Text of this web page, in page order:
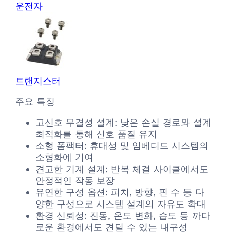
운전자
트랜지스터
주요 특징
고신호 무결성 설계: 낮은 손실 경로와 설계
최적화를 통해 신호 품질 유지
소형 폼팩터: 휴대성 및 임베디드 시스템의
소형화에 기여
견고한 기계 설계: 반복 체결 사이클에서도
안정적인 작동 보장
유연한 구성 옵션: 피치, 방향, 핀 수 등 다
양한 구성으로 시스템 설계의 자유도 확대
환경 신뢰성: 진동, 온도 변화, 습도 등 까다
로운 환경에서도 견딜 수 있는 내구성